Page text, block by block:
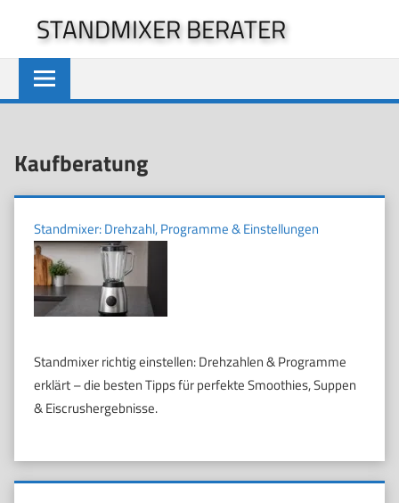
springen
STANDMIXER BERATER
Kaufberatung
Standmixer: Drehzahl, Programme & Einstellungen
Standmixer richtig einstellen: Drehzahlen & Programme
erklärt – die besten Tipps für perfekte Smoothies, Suppen
& Eiscrushergebnisse.